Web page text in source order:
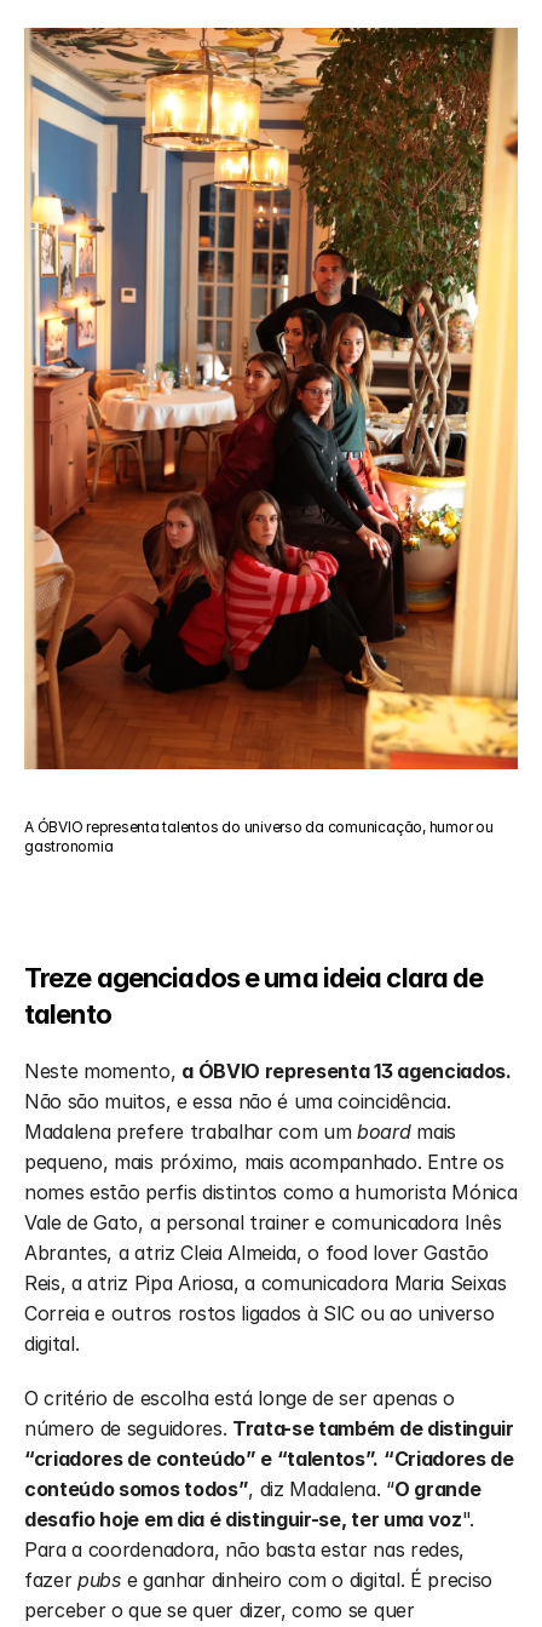
A ÓBVIO representa talentos do universo da comunicação, humor ou
gastronomia
Treze agenciados e uma ideia clara de
talento
Neste momento, a ÓBVIO representa 13 agenciados.
Não são muitos, e essa não é uma coincidência.
Madalena prefere trabalhar com um board mais
pequeno, mais próximo, mais acompanhado. Entre os
nomes estão perfis distintos como a humorista Mónica
Vale de Gato, a personal trainer e comunicadora Inês
Abrantes, a atriz Cleia Almeida, o food lover Gastão
Reis, a atriz Pipa Ariosa, a comunicadora Maria Seixas
Correia e outros rostos ligados à SIC ou ao universo
digital.
O critério de escolha está longe de ser apenas o
número de seguidores. Trata-se também de distinguir
“criadores de conteúdo” e “talentos”. “Criadores de
conteúdo somos todos”, diz Madalena. “O grande
desafio hoje em dia é distinguir-se, ter uma voz".
Para a coordenadora, não basta estar nas redes,
fazer pubs e ganhar dinheiro com o digital. É preciso
perceber o que se quer dizer, como se quer